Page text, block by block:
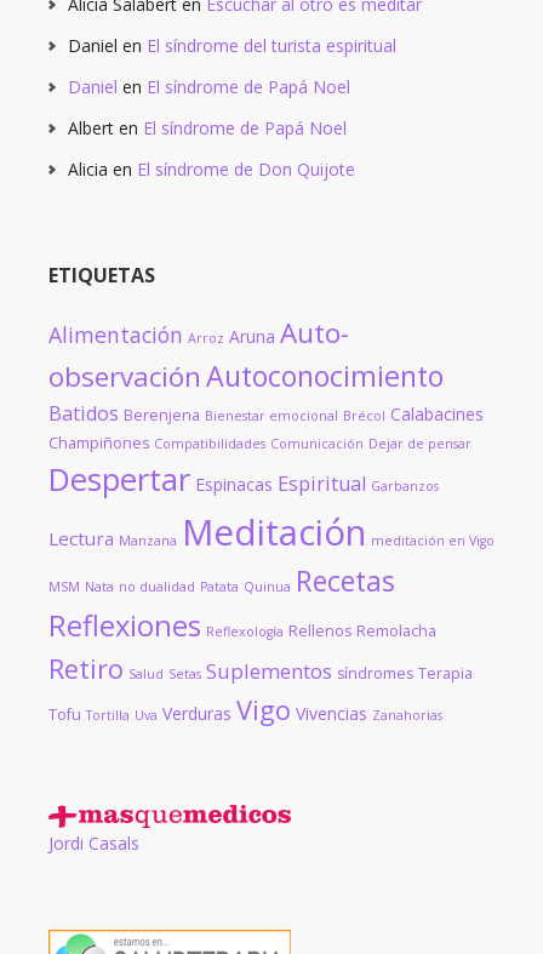
Daniel en El síndrome del turista espiritual
Daniel en El síndrome de Papá Noel
Albert en El síndrome de Papá Noel
Alicia en El síndrome de Don Quijote
ETIQUETAS
Alimentación Arroz Aruna Auto-
observaciónAutoconocimiento
Batidos Berenjena Bienestar emocional Brécol Calabacines
Champiñones Compatibilidades Comunicación Dejar de pensar
Despertar Espinacas Espiritual Garbanzos
Lectura Manzana Meditación meditación en Vigo
MSM Nata no dualidad Patata Quinua Recetas
Reflexiones Reflexología Rellenos Remolacha
Retiro Salud Setas Suplementos síndromes Terapia
Tofu Tortilla Uva Verduras Vigo Vivencias Zanahorias
Jordi Casals